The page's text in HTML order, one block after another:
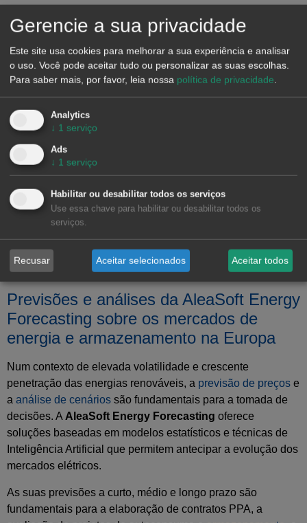
diferenciador. As empresas que irão liderar o mercado serão
aquelas capazes de antecipar tendências, otimizar decisões
de compra e cobertura, integrar o autoconsumo, o
armazenamento e a flexibilidade, e gerir o risco de forma
estruturada.
Competir no mercado energético como
novo modus vivendi
A energia deixou de ser um fator passivo para se tornar um
vetor estratégico com impacto direto na competitividade
industrial. A vantagem já não reside apenas na eficiência,
mas na capacidade de gerir com precisão a energia, o risco
e o momento certo de cada decisão. Porque, em última
análise, não se trata de consumir eletricidade, mas de
competir num mercado energético cada vez mais exigente.
Previsões e análises da AleaSoft Energy
Forecasting sobre os mercados de
energia e armazenamento na Europa
Num contexto de elevada volatilidade e crescente
penetração das energias renováveis, a previsão de preços e
a análise de cenários são fundamentais para a tomada de
decisões. A AleaSoft Energy Forecasting oferece
soluções baseadas em modelos estatísticos e técnicas de
Inteligência Artificial que permitem antecipar a evolução dos
mercados elétricos.
As suas previsões a curto, médio e longo prazo são
fundamentais para a elaboração de contratos PPA, a
Gerencie a sua privacidade
Este site usa cookies para melhorar a sua experiência e analisar
o uso. Você pode aceitar tudo ou personalizar as suas escolhas.
Para saber mais, por favor, leia nossa política de privacidade.
Analytics
↓ 1 serviço
Ads
↓ 1 serviço
Habilitar ou desabilitar todos os serviços
Use essa chave para habilitar ou desabilitar todos os
serviços.
Recusar Aceitar selecionados Aceitar todos